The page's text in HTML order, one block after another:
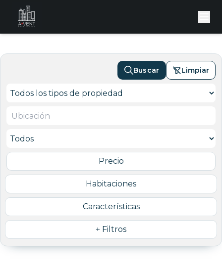
Precio
Habitaciones
Características
+ Filtros
Buscar Limpiar